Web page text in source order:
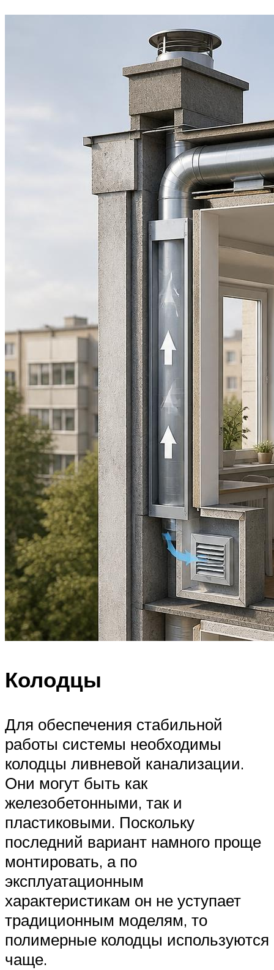
Колодцы
Для обеспечения стабильной
работы системы необходимы
колодцы ливневой канализации.
Они могут быть как
железобетонными, так и
пластиковыми. Поскольку
последний вариант намного проще
монтировать, а по
эксплуатационным
характеристикам он не уступает
традиционным моделям, то
полимерные колодцы используются
чаще.